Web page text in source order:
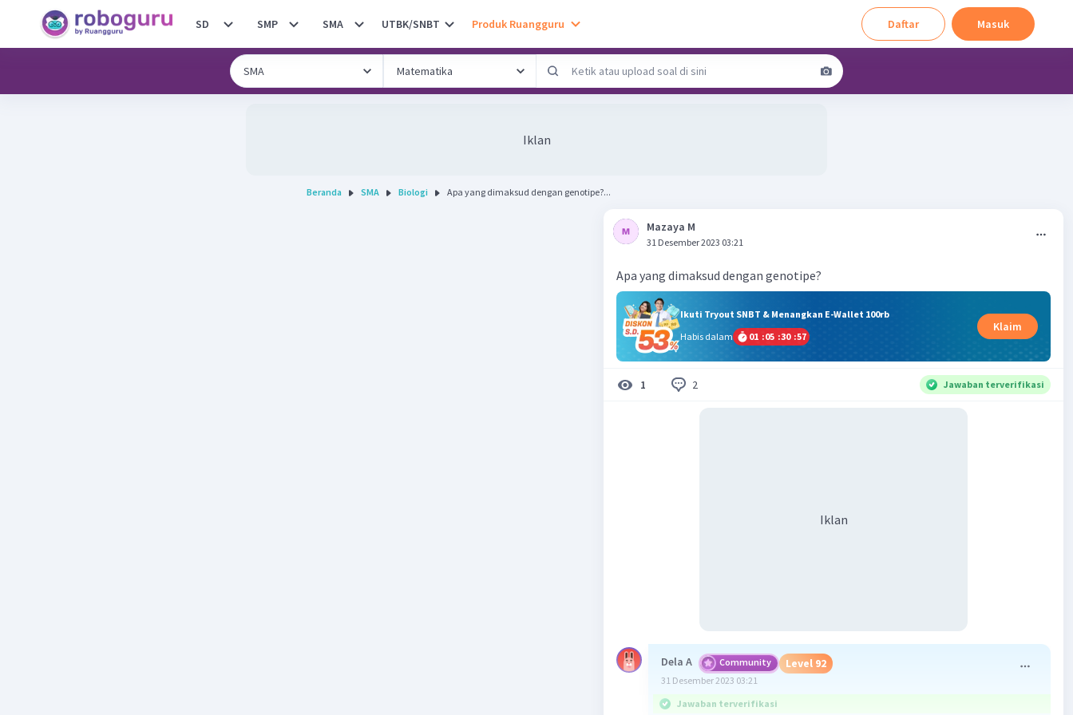
SD SMP SMA UTBK/SNBT Produk Ruangguru Daftar Masuk
Iklan
Beranda SMA Biologi Apa yang dimaksud dengan genotipe?...
Mazaya M
31 Desember 2023 03:21
Apa yang dimaksud dengan genotipe?
Ikuti Tryout SNBT & Menangkan E-Wallet 100rb
Habis dalam
01 :05 :30 :56
Klaim
1 2 Jawaban terverifikasi
Iklan
Dela A Community Level 92
31 Desember 2023 03:21
Jawaban terverifikasi